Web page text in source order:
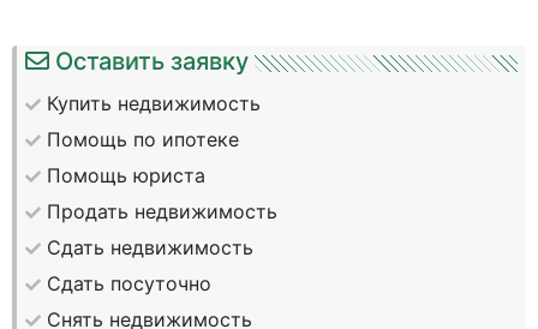
Оставить заявку
Купить недвижимость
Помощь по ипотеке
Помощь юриста
Продать недвижимость
Сдать недвижимость
Сдать посуточно
Снять недвижимость